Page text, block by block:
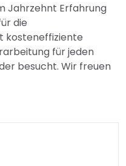
Jahrzehnt Erfahrung
die
kosteneffiziente
für jeden
besucht. Wir freuen